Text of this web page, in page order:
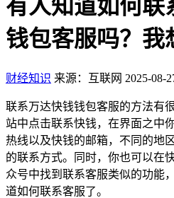
有人知道如何联
钱包客服吗？我
财经知识 来源：互联网 2025-08-
联系万达快钱钱包客服的方法有
站中点击联系快钱，在界面之中
热线以及快钱的邮箱，不同的地
的联系方式。同时，你也可以在
众号中找到联系客服类似的功能
道如何联系客服了。